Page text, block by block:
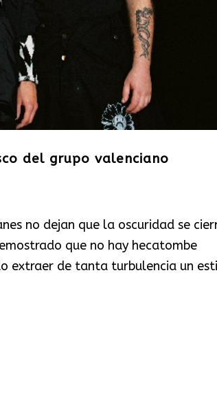
del grupo valenciano
no dejan que la oscuridad se
que no hay hecatombe
extraer de tanta turbulencia un